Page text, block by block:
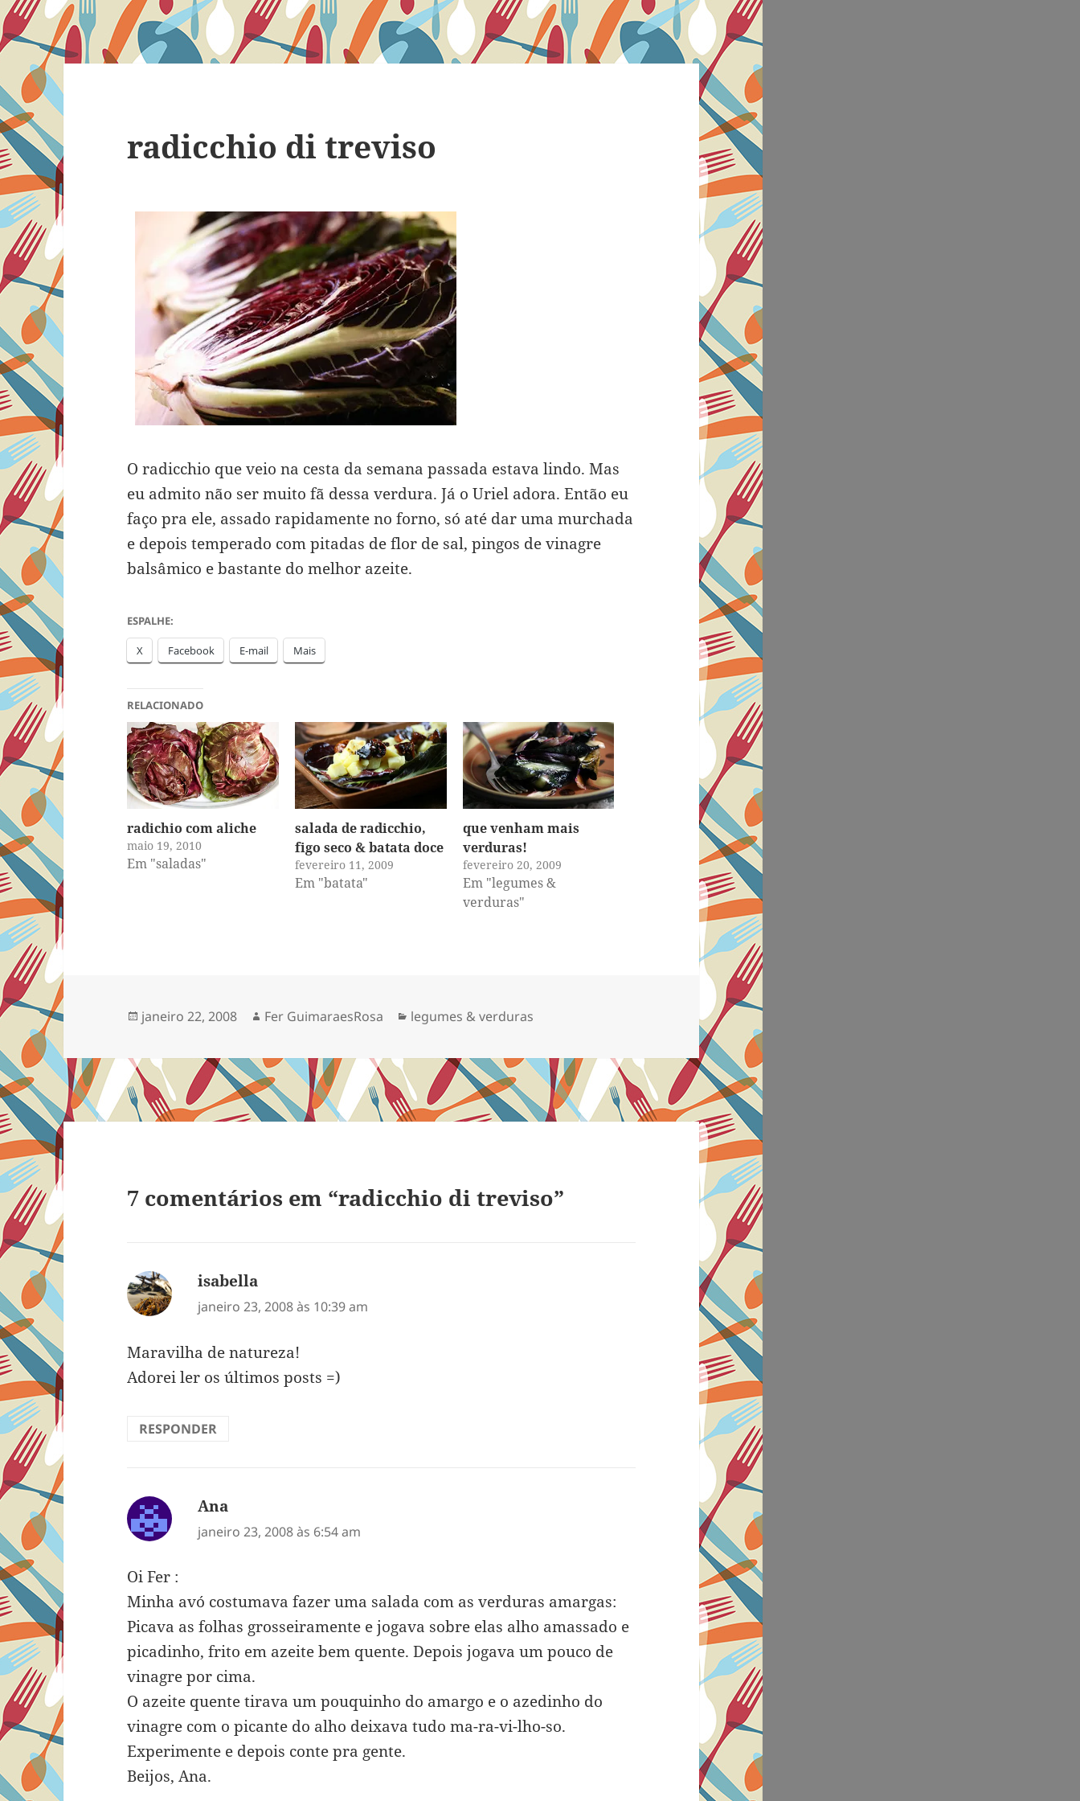
radicchio di treviso
O radicchio que veio na cesta da semana passada estava lindo. Mas
eu admito não ser muito fã dessa verdura. Já o Uriel adora. Então eu
faço pra ele, assado rapidamente no forno, só até dar uma murchada
e depois temperado com pitadas de flor de sal, pingos de vinagre
balsâmico e bastante do melhor azeite.
ESPALHE:
X Facebook E-mail Mais
RELACIONADO
radichio com aliche
maio 19, 2010
Em "saladas"
salada de radicchio,
figo seco & batata doce
fevereiro 11, 2009
Em "batata"
que venham mais
verduras!
fevereiro 20, 2009
Em "legumes &
verduras"
Publicado
janeiro 22, 2008 Autor
Fer GuimaraesRosa Categorias
legumes & verduras
7 comentários em “radicchio di treviso”
isabella
janeiro 23, 2008 às 10:39 am
Maravilha de natureza!
Adorei ler os últimos posts =)
RESPONDER
Ana
janeiro 23, 2008 às 6:54 am
Oi Fer :
Minha avó costumava fazer uma salada com as verduras amargas:
Picava as folhas grosseiramente e jogava sobre elas alho amassado e
picadinho, frito em azeite bem quente. Depois jogava um pouco de
vinagre por cima.
O azeite quente tirava um pouquinho do amargo e o azedinho do
vinagre com o picante do alho deixava tudo ma-ra-vi-lho-so.
Experimente e depois conte pra gente.
Beijos, Ana.